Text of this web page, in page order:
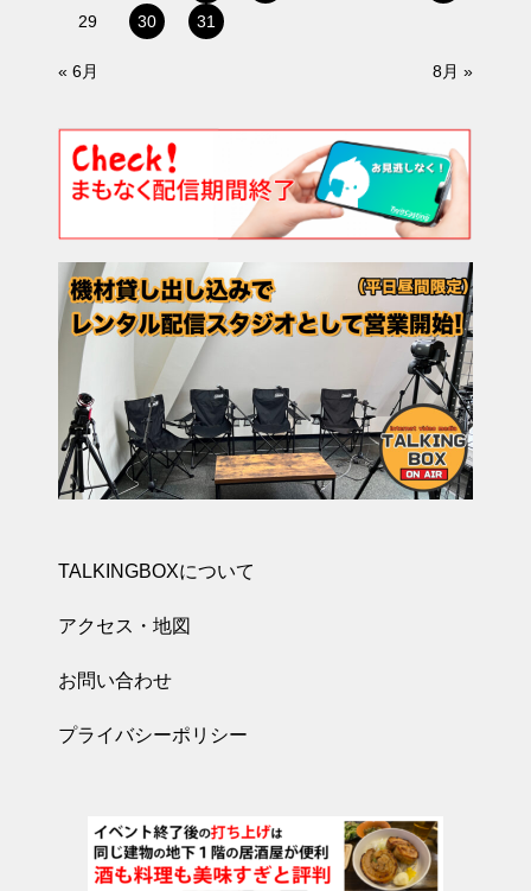
29
30 31
« 6月 8月 »
TALKINGBOXについて
アクセス・地図
お問い合わせ
プライバシーポリシー